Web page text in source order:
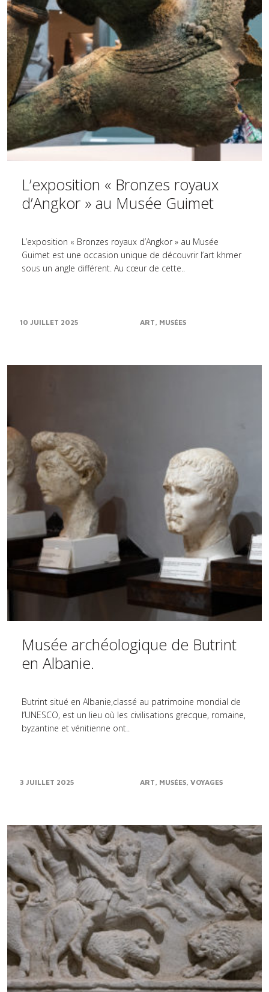
L’exposition « Bronzes royaux
d’Angkor » au Musée Guimet
L’exposition « Bronzes royaux d’Angkor » au Musée
Guimet est une occasion unique de découvrir l’art khmer
sous un angle différent. Au cœur de cette..
10 JUILLET 2025 ART MUSÉES
Musée archéologique de Butrint
en Albanie.
Butrint situé en Albanie,classé au patrimoine mondial de
l’UNESCO, est un lieu où les civilisations grecque, romaine,
byzantine et vénitienne ont..
3 JUILLET 2025 ART MUSÉES VOYAGES